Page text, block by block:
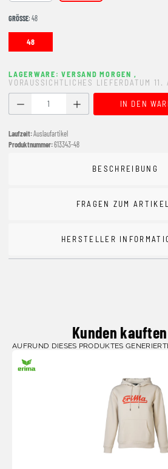
GRÖSSE : 48
48
LAGERWARE: VERSAND MORGEN ,
VORAUSSICHTLICHES LIEFERDATUM 11.
Produkt Anzahl: Gib denIN DEN
Laufzeit:Auslaufartikel
Produktnummer:613343-48
BESCHREIBUNG
FRAGEN ZUM ARTIKEL
HERSTELLER
Kunden
AUFRUND DIESES PRODUKTES